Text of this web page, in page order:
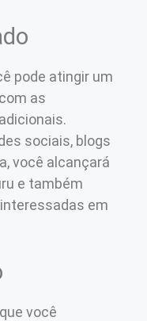
pode atingir um
as
sociais, blogs
você alcançará
e também
em
você